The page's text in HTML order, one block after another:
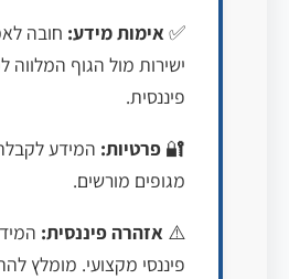
✅ אימות מידע: חובה
ישירות מול הגוף המלווה
פיננסית.
🔐 פרטיות: המידע
מגופים מורשים.
⚠️ אזהרה פיננסית:
פיננסי מקצועי. מומלץ